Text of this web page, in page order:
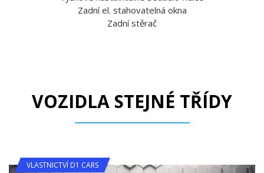
Zadní el. stahovatelná okna
Zadní stěrač
VOZIDLA STEJNÉ TŘÍDY
VLASTNICTVÍ D1 CARS